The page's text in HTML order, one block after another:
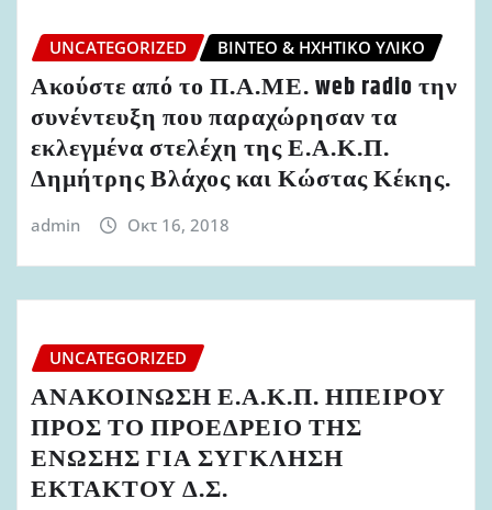
UNCATEGORIZED ΒΊΝΤΕΟ & ΗΧΗΤΙΚΌ ΥΛΙΚΌ
Ακούστε από το Π.Α.ΜΕ. web radio την
συνέντευξη που παραχώρησαν τα
εκλεγμένα στελέχη της Ε.Α.Κ.Π.
Δημήτρης Βλάχος και Κώστας Κέκης.
admin Οκτ 16, 2018
UNCATEGORIZED
ΑΝΑΚΟΙΝΩΣΗ Ε.Α.Κ.Π. ΗΠΕΙΡΟΥ
ΠΡΟΣ ΤΟ ΠΡΟΕΔΡΕΙΟ ΤΗΣ
ΕΝΩΣΗΣ ΓΙΑ ΣΥΓΚΛΗΣΗ
ΕΚΤΑΚΤΟΥ Δ.Σ.